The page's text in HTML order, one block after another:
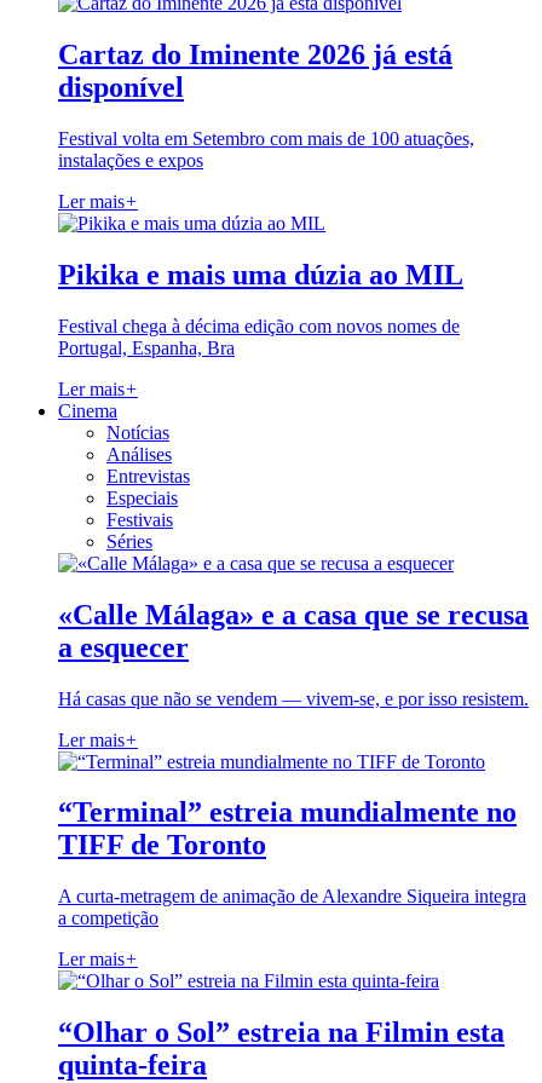
Cartaz do Iminente 2026 já está
disponível
Festival volta em Setembro com mais de 100 atuações,
instalações e expos
Ler mais+
Pikika e mais uma dúzia ao MIL
Festival chega à décima edição com novos nomes de
Portugal, Espanha, Bra
Ler mais+
Cinema
Notícias
Análises
Entrevistas
Especiais
Festivais
Séries
«Calle Málaga» e a casa que se recusa
a esquecer
Há casas que não se vendem — vivem-se, e por isso resistem.
Ler mais+
“Terminal” estreia mundialmente no
TIFF de Toronto
A curta-metragem de animação de Alexandre Siqueira integra
a competição
Ler mais+
“Olhar o Sol” estreia na Filmin esta
quinta-feira